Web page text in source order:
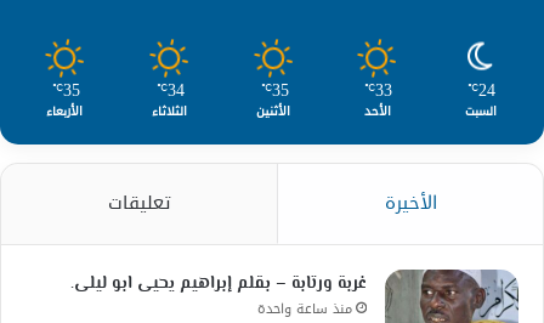
24
℃
السبت
33
℃
الأحد
35
℃
الأثنين
34
℃
الثلاثاء
35
℃
الأربعاء
الأخيرة تعليقات
غربة ورتابة – بقلم إبراهيم يحيى ابو ليلى.
منذ ساعة واحدة